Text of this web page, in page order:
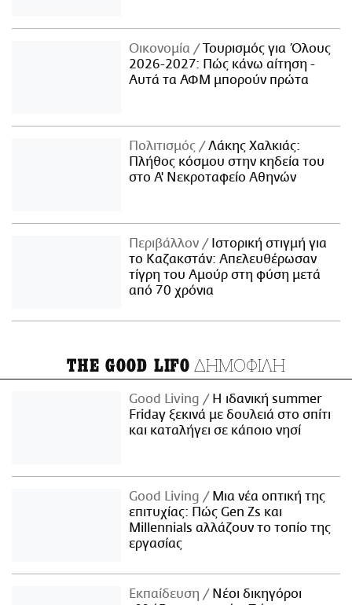
Οικονομία
Τουρισμός για Όλους
2026-2027: Πώς κάνω αίτηση -
Αυτά τα ΑΦΜ μπορούν πρώτα
Πολιτισμός
Λάκης Χαλκιάς:
Πλήθος κόσμου στην κηδεία του
στο Α' Νεκροταφείο Αθηνών
Περιβάλλον
Ιστορική στιγμή για
το Καζακστάν: Απελευθέρωσαν
τίγρη του Αμούρ στη φύση μετά
από 70 χρόνια
THE GOOD LIFO ΔΗΜΟΦΙΛΗ
Good Living
Η ιδανική summer
Friday ξεκινά με δουλειά στο σπίτι
και καταλήγει σε κάποιο νησί
Good Living
Μια νέα οπτική της
επιτυχίας: Πώς Gen Zs και
Millennials αλλάζουν το τοπίο της
εργασίας
Εκπαίδευση
Νέοι δικηγόροι